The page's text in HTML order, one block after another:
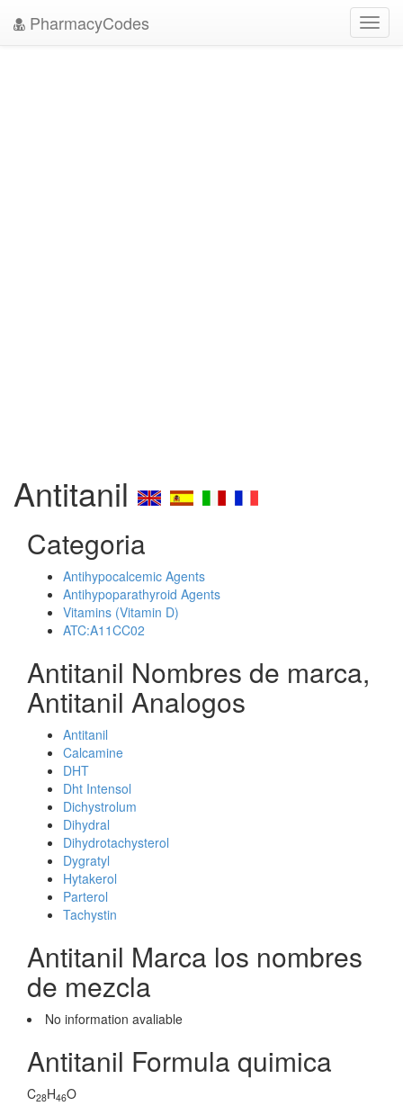
PharmacyCodes
Antitanil
Categoria
Antihypocalcemic Agents
Antihypoparathyroid Agents
Vitamins (Vitamin D)
ATC:A11CC02
Antitanil Nombres de marca,
Antitanil Analogos
Antitanil
Calcamine
DHT
Dht Intensol
Dichystrolum
Dihydral
Dihydrotachysterol
Dygratyl
Hytakerol
Parterol
Tachystin
Antitanil Marca los nombres
de mezcla
No information avaliable
Antitanil Formula quimica
C28H46O